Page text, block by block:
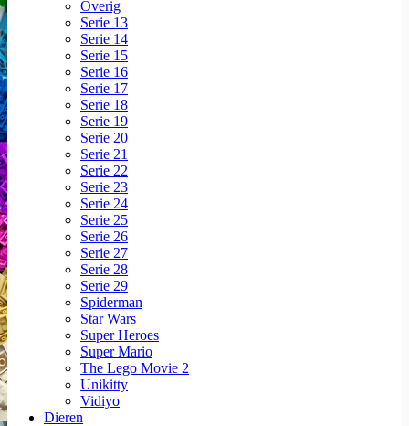
Overig
Serie 13
Serie 14
Serie 15
Serie 16
Serie 17
Serie 18
Serie 19
Serie 20
Serie 21
Serie 22
Serie 23
Serie 24
Serie 25
Serie 26
Serie 27
Serie 28
Serie 29
Spiderman
Star Wars
Super Heroes
Super Mario
The Lego Movie 2
Unikitty
Vidiyo
Dieren